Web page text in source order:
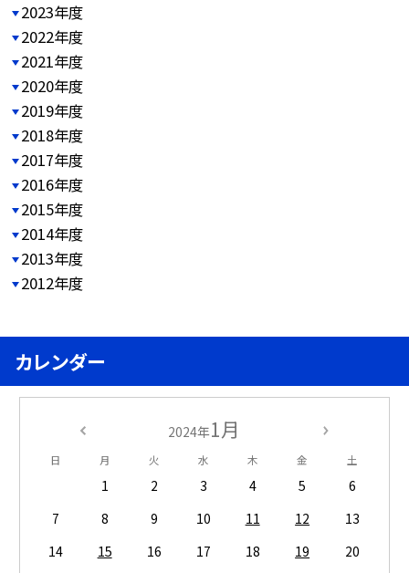
2023年度
2022年度
2021年度
2020年度
2019年度
2018年度
2017年度
2016年度
2015年度
2014年度
2013年度
2012年度
カレンダー
2024年1月
日 月 火 水 木 金 土
1 2 3 4 5
6
7
8 9 10 11 12
13
14
15 16 17 18 19
20